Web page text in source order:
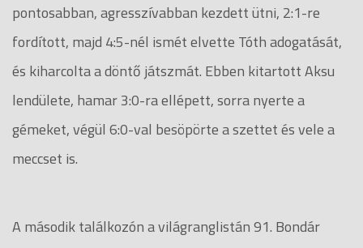
pontosabban, agresszívabban kezdett ütni, 2:1-re
fordított, majd 4:5-nél ismét elvette Tóth adogatását,
és kiharcolta a döntő játszmát. Ebben kitartott Aksu
lendülete, hamar 3:0-ra ellépett, sorra nyerte a
gémeket, végül 6:0-val besöpörte a szettet és vele a
meccset is.
A második találkozón a világranglistán 91. Bondár